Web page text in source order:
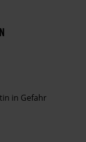
in Gefahr